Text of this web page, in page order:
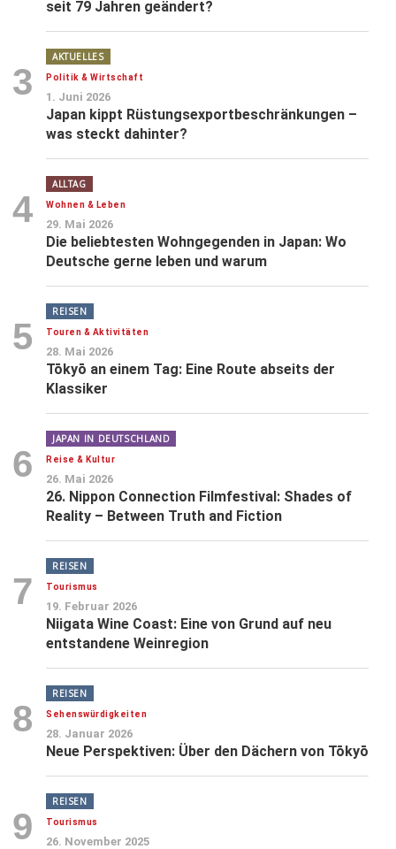
seit 79 Jahren geändert?
3
AKTUELLES
Politik & Wirtschaft
1. Juni 2026
Japan kippt Rüstungsexportbeschränkungen –
was steckt dahinter?
4
ALLTAG
Wohnen & Leben
29. Mai 2026
Die beliebtesten Wohngegenden in Japan: Wo
Deutsche gerne leben und warum
5
REISEN
Touren & Aktivitäten
28. Mai 2026
Tōkyō an einem Tag: Eine Route abseits der
Klassiker
6
JAPAN IN DEUTSCHLAND
Reise & Kultur
26. Mai 2026
26. Nippon Connection Filmfestival: Shades of
Reality – Between Truth and Fiction
7
REISEN
Tourismus
19. Februar 2026
Niigata Wine Coast: Eine von Grund auf neu
entstandene Weinregion
8
REISEN
Sehenswürdigkeiten
28. Januar 2026
Neue Perspektiven: Über den Dächern von Tōkyō
9
REISEN
Tourismus
26. November 2025